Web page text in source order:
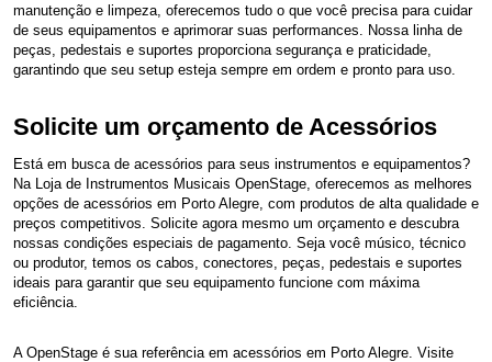
manutenção e limpeza, oferecemos tudo o que você precisa para cuidar
de seus equipamentos e aprimorar suas performances. Nossa linha de
peças, pedestais e suportes proporciona segurança e praticidade,
garantindo que seu setup esteja sempre em ordem e pronto para uso.
Solicite um orçamento de Acessórios
Está em busca de acessórios para seus instrumentos e equipamentos?
Na Loja de Instrumentos Musicais OpenStage, oferecemos as melhores
opções de acessórios em Porto Alegre, com produtos de alta qualidade e
preços competitivos. Solicite agora mesmo um orçamento e descubra
nossas condições especiais de pagamento. Seja você músico, técnico
ou produtor, temos os cabos, conectores, peças, pedestais e suportes
ideais para garantir que seu equipamento funcione com máxima
eficiência.
A OpenStage é sua referência em acessórios em Porto Alegre. Visite